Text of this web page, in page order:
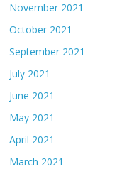
November 2021
October 2021
September 2021
July 2021
June 2021
May 2021
April 2021
March 2021